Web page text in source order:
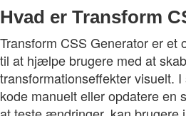
Hvad er Transform
Transform CSS Generator er
til at hjælpe brugere med at
transformationseffekter visuelt.
kode manuelt eller opdatere en